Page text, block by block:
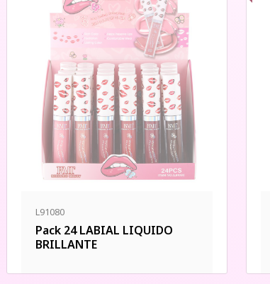
L91080
Pack 24 LABIAL LIQUIDO
BRILLANTE